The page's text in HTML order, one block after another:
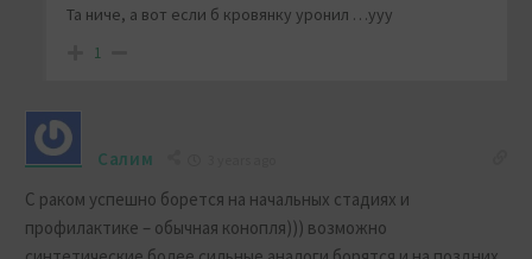
Та ниче, а вот если б кровянку уронил …ууу
1
Салим
С раком успешно борется на начальных стадиях и
профилактике – обычная конопля))) возможно